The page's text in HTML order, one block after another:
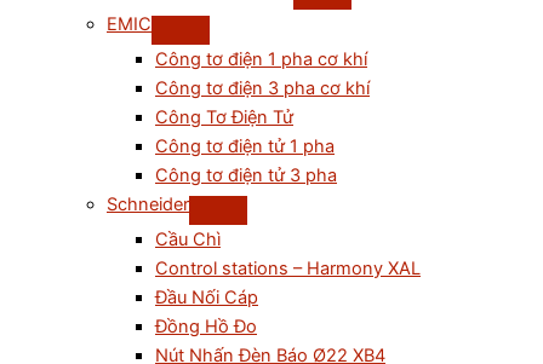
EMIC
Công tơ điện 1 pha cơ khí
Công tơ điện 3 pha cơ khí
Công Tơ Điện Tử
Công tơ điện tử 1 pha
Công tơ điện tử 3 pha
Schneider
Cầu Chì
Control stations – Harmony XAL
Đầu Nối Cáp
Đồng Hồ Đo
Nút Nhấn Đèn Báo Ø22 XB4